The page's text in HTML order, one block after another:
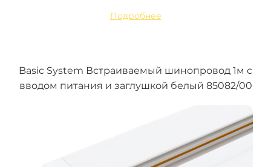
Подробнее
Basic System Встраиваемый шинопровод 1м с
вводом питания и заглушкой белый 85082/00